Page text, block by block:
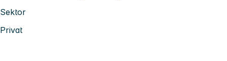
Sektor
Privat